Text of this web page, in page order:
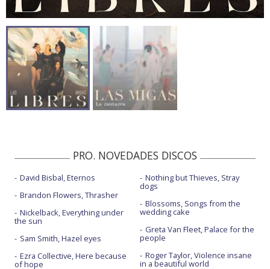
PRO. NOVEDADES DISCOS
David Bisbal, Eternos
Brandon Flowers, Thrasher
Nickelback, Everything under
the sun
Sam Smith, Hazel eyes
Ezra Collective, Here because
of hope
Nothing but Thieves, Stray
dogs
Blossoms, Songs from the
wedding cake
Greta Van Fleet, Palace for the
people
Roger Taylor, Violence insane
in a beautiful world